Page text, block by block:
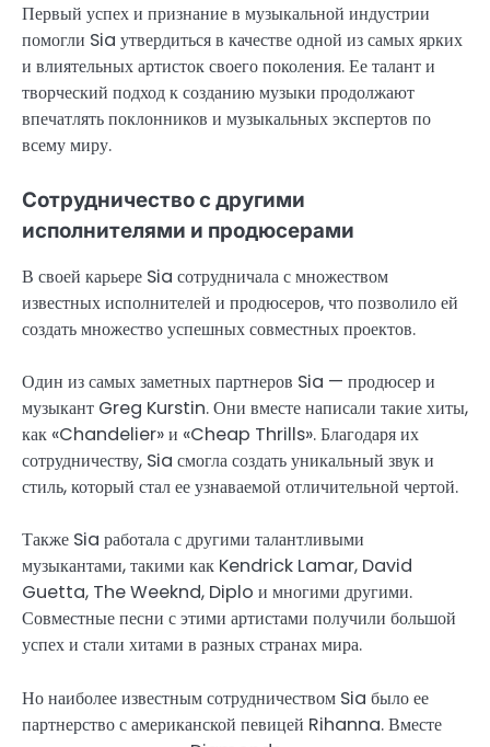
Первый успех и признание в музыкальной индустрии
помогли Sia утвердиться в качестве одной из самых ярких
и влиятельных артисток своего поколения. Ее талант и
творческий подход к созданию музыки продолжают
впечатлять поклонников и музыкальных экспертов по
всему миру.
Сотрудничество с другими
исполнителями и продюсерами
В своей карьере Sia сотрудничала с множеством
известных исполнителей и продюсеров, что позволило ей
создать множество успешных совместных проектов.
Один из самых заметных партнеров Sia — продюсер и
музыкант Greg Kurstin. Они вместе написали такие хиты,
как «Chandelier» и «Cheap Thrills». Благодаря их
сотрудничеству, Sia смогла создать уникальный звук и
стиль, который стал ее узнаваемой отличительной чертой.
Также Sia работала с другими талантливыми
музыкантами, такими как Kendrick Lamar, David
Guetta, The Weeknd, Diplo и многими другими.
Совместные песни с этими артистами получили большой
успех и стали хитами в разных странах мира.
Но наиболее известным сотрудничеством Sia было ее
партнерство с американской певицей Rihanna. Вместе